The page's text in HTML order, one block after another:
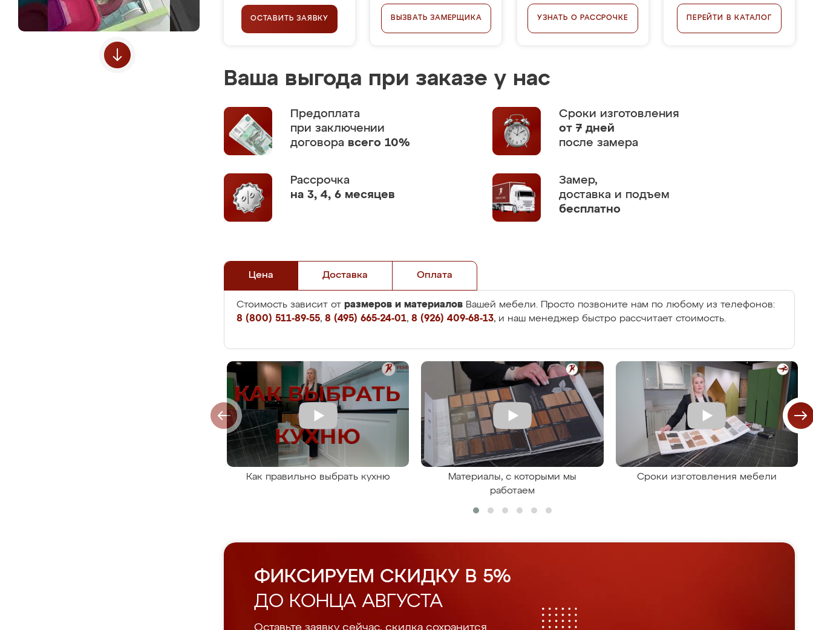
ОСТАВИТЬ ЗАЯВКУ ВЫЗВАТЬ ЗАМЕРЩИКА УЗНАТЬ О РАССРОЧКЕ ПЕРЕЙТИ В КАТАЛОГ
Ваша выгода при заказе у нас
Предоплата
при заключении
договора всего 10%
Сроки изготовления
от 7 дней
после замера
Рассрочка
на 3, 4, 6 месяцев
Замер,
доставка и подъем
бесплатно
Цена Доставка Оплата
Стоимость зависит от размеров и материалов Вашей мебели. Просто позвоните нам по любому из телефонов:
8 (800) 511-89-55, 8 (495) 665-24-01, 8 (926) 409-68-13, и наш менеджер быстро рассчитает стоимость.
Как правильно выбрать кухню
Материалы, с которыми мы
работаем
Сроки изготовления мебели
ФИКСИРУЕМ СКИДКУ В 5%
ДО КОНЦА АВГУСТА
Оставьте заявку сейчас, скидка сохранится.